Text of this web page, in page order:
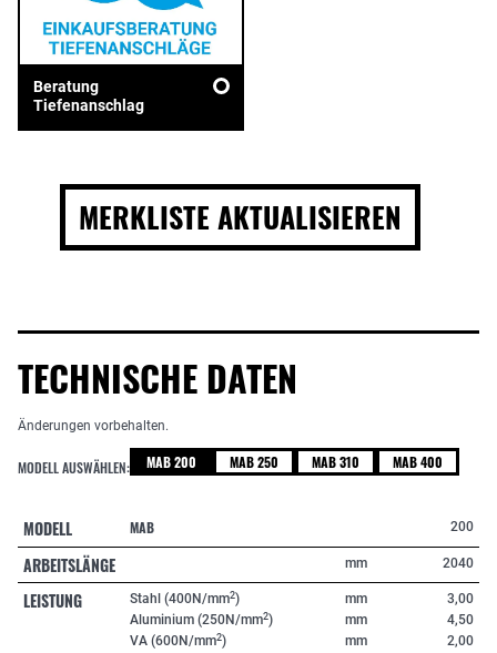
Beratung
Tiefenanschlag
MERKLISTE AKTUALISIEREN
TECHNISCHE DATEN
Änderungen vorbehalten.
MODELL AUSWÄHLEN: MAB 200 MAB 250 MAB 310 MAB 400
MODELL MAB 200
ARBEITSLÄNGE mm 2040
LEISTUNG Stahl (400N/mm2)
Aluminium (250N/mm2)
VA (600N/mm2)
mm
mm
mm
3,00
4,50
2,00